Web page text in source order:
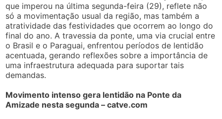
que imperou na última segunda-feira (29), reflete não
só a movimentação usual da região, mas também a
atratividade das festividades que ocorrem ao longo do
final do ano. A travessia da ponte, uma via crucial entre
o Brasil e o Paraguai, enfrentou períodos de lentidão
acentuada, gerando reflexões sobre a importância de
uma infraestrutura adequada para suportar tais
demandas.
Movimento intenso gera lentidão na Ponte da
Amizade nesta segunda – catve.com